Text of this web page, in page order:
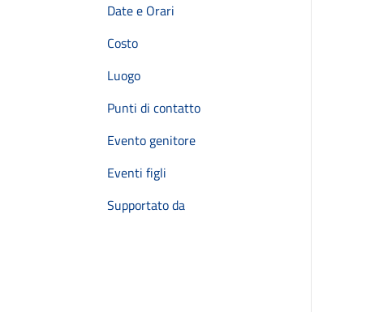
Date e Orari
Costo
Luogo
Punti di contatto
Evento genitore
Eventi figli
Supportato da